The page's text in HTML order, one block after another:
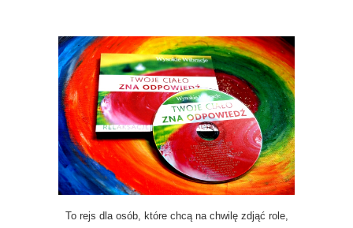
To rejs dla osób, które chcą na chwilę zdjąć role,